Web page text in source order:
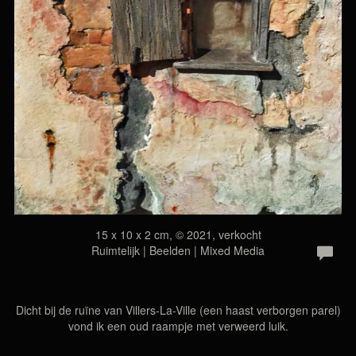
15 x 10 x 2 cm, © 2021, verkocht
Ruimtelijk | Beelden | Mixed Media
Dicht bij de ruïne van Villers-La-Ville (een haast verborgen parel)
vond ik een oud raampje met verweerd luik.